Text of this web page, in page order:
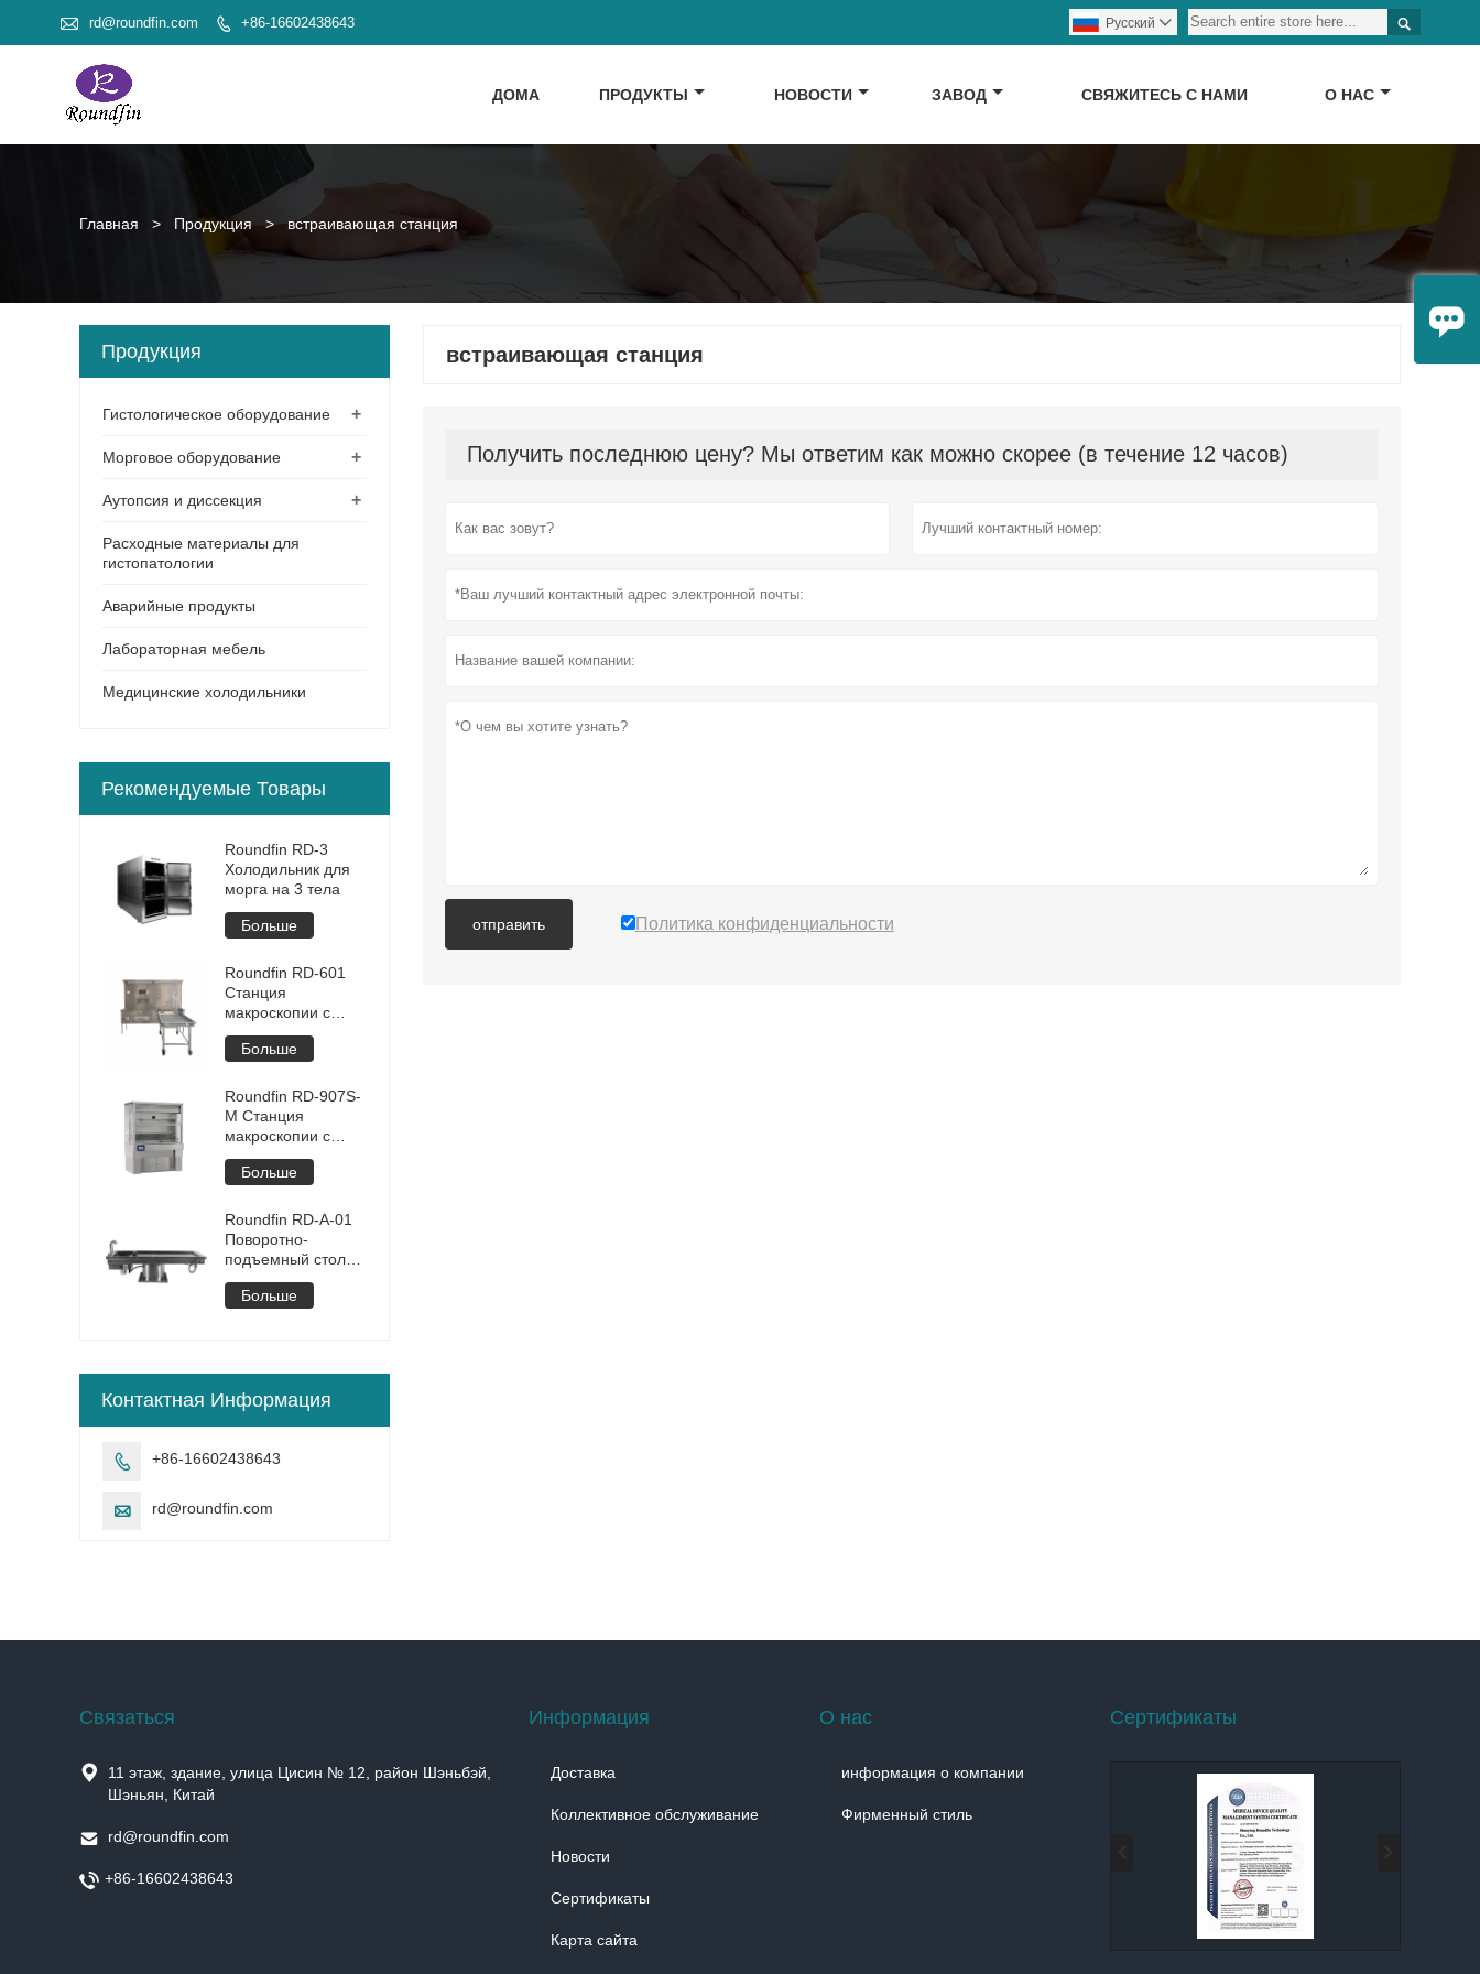

 rd@roundfin.com  +86-16602438643 
Pусский 
ДОМА ПРОДУКТЫ НОВОСТИ ЗАВОД СВЯЖИТЕСЬ С НАМИ О НАС
Главная > Продукция > встраивающая станция
встраивающая станция
Получить последнюю цену? Мы ответим как можно скорее (в течение 12 часов)
отправить Политика конфиденциальности
Продукция
+
Гистологическое оборудование
+
Морговое оборудование
+
Аутопсия и диссекция
Расходные материалы для
гистопатологии
Аварийные продукты
Лабораторная мебель
Медицинские холодильники
Рекомендуемые Товары
Roundfin RD-3
Холодильник для
морга на 3 тела
Больше
Roundfin RD-601
Станция
макроскопии с
тележкой для
вскрытия
Больше
Roundfin RD-907S-
M Станция
макроскопии с
сенсорным
управлением
Больше
Roundfin RD-A-01
Поворотно-
подъемный стол
для вскрытия
Больше
Контактная Информация
 +86-16602438643
 rd@roundfin.com
Cвязаться

11 этаж, здание, улица Цисин № 12, район Шэньбэй,
Шэньян, Китай
 rd@roundfin.com
 +86-16602438643
Информация
Доставка
Коллективное обслуживание
Новости
Сертификаты
Карта сайта
О нас
информация о компании
Фирменный стиль
Сертификаты